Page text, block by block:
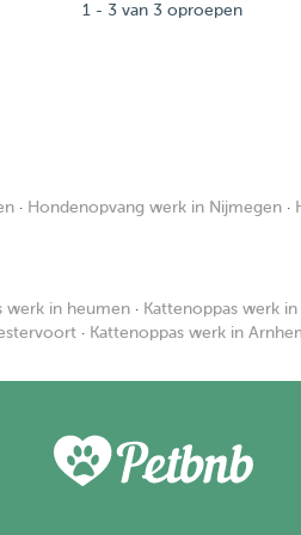
1 - 3 van 3 oproepen
· Hondenopvang werk in Nijmegen ·
werk in heumen · Kattenoppas werk
· Kattenoppas werk in